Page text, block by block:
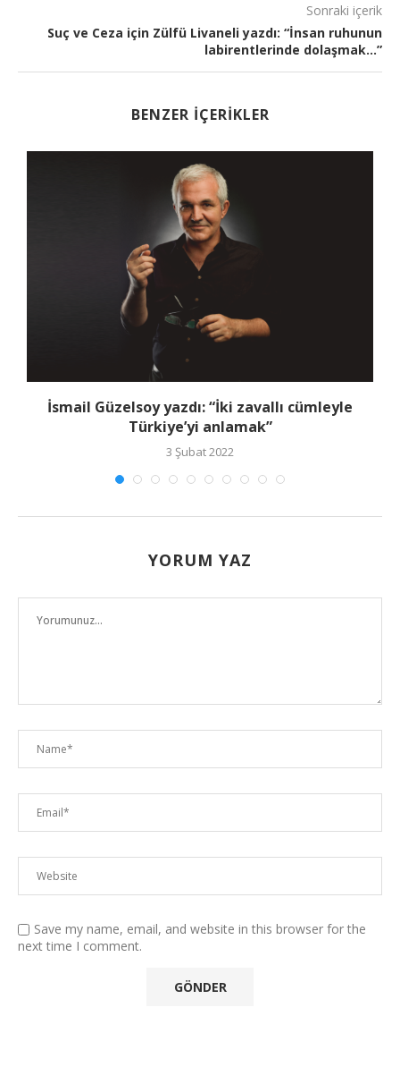
Sonraki içerik
Suç ve Ceza için Zülfü Livaneli yazdı: “İnsan ruhunun
labirentlerinde dolaşmak…”
BENZER İÇERIKLER
İsmail Güzelsoy yazdı: “İki zavallı cümleyle
Türkiye’yi anlamak”
3 Şubat 2022
YORUM YAZ
Save my name, email, and website in this browser for the
next time I comment.